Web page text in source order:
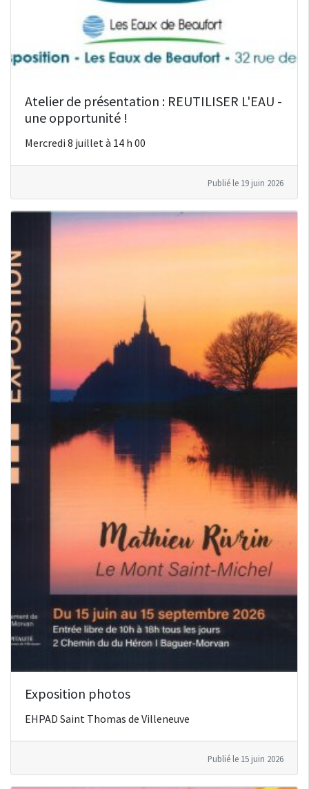
Atelier de présentation : REUTILISER L'EAU -
une opportunité !
Mercredi 8 juillet à 14 h 00
Publié le 19 juin 2026
Exposition photos
EHPAD Saint Thomas de Villeneuve
Publié le 15 juin 2026